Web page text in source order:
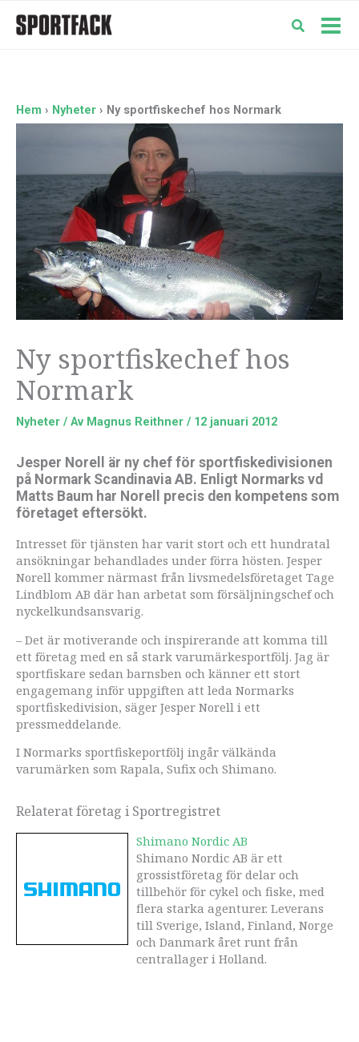
Hem Nyheter Ny sportfiskechef hos Normark
Ny sportfiskechef hos
Normark
Nyheter / Av Magnus Reithner / 12 januari 2012
Jesper Norell är ny chef för sportfiskedivisionen
på Normark Scandinavia AB. Enligt Normarks vd
Matts Baum har Norell precis den kompetens som
företaget eftersökt.
Intresset för tjänsten har varit stort och ett hundratal
ansökningar behandlades under förra hösten. Jesper
Norell kommer närmast från livsmedelsföretaget Tage
Lindblom AB där han arbetat som försäljningschef och
nyckelkundsansvarig.
– Det är motiverande och inspirerande att komma till
ett företag med en så stark varumärkesportfölj. Jag är
sportfiskare sedan barnsben och känner ett stort
engagemang inför uppgiften att leda Normarks
sportfiskedivision, säger Jesper Norell i ett
pressmeddelande.
I Normarks sportfiskeportfölj ingår välkända
varumärken som Rapala, Sufix och Shimano.
Relaterat företag i Sportregistret
Shimano Nordic AB
Shimano Nordic AB är ett
grossistföretag för delar och
tillbehör för cykel och fiske, med
flera starka agenturer. Leverans
till Sverige, Island, Finland, Norge
och Danmark året runt från
centrallager i Holland.